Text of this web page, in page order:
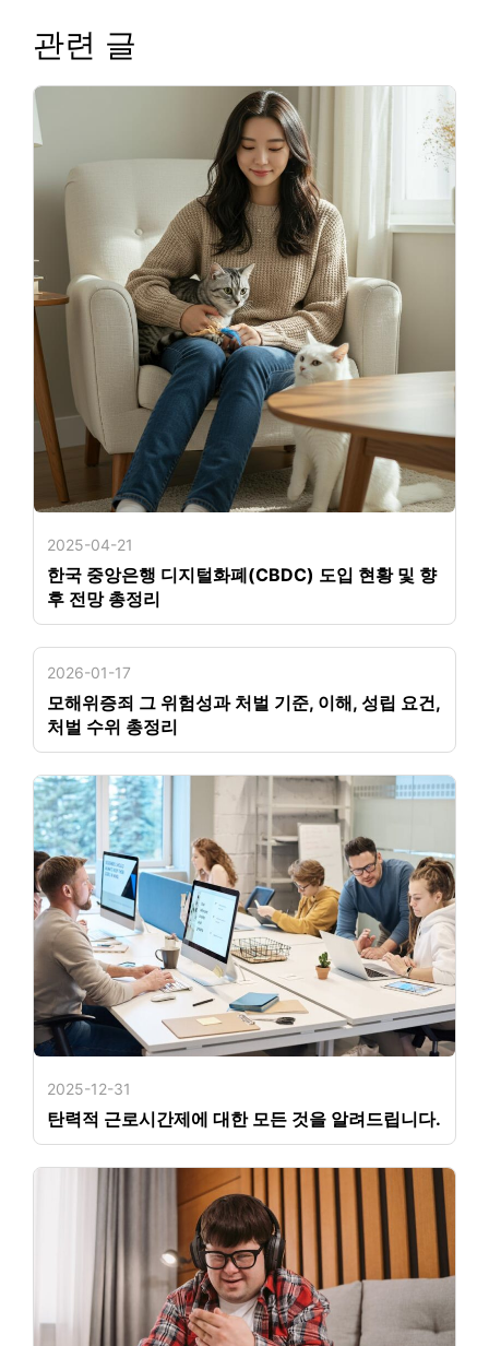
관련 글
2025-04-21
한국 중앙은행 디지털화폐(CBDC) 도입 현황 및 향
후 전망 총정리
2026-01-17
모해위증죄 그 위험성과 처벌 기준, 이해, 성립 요건,
처벌 수위 총정리
2025-12-31
탄력적 근로시간제에 대한 모든 것을 알려드립니다.